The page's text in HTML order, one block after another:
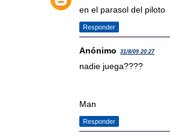
en el parasol del piloto
Responder
Anónimo 31/8/09 20:27
nadie juega????
Man
Responder